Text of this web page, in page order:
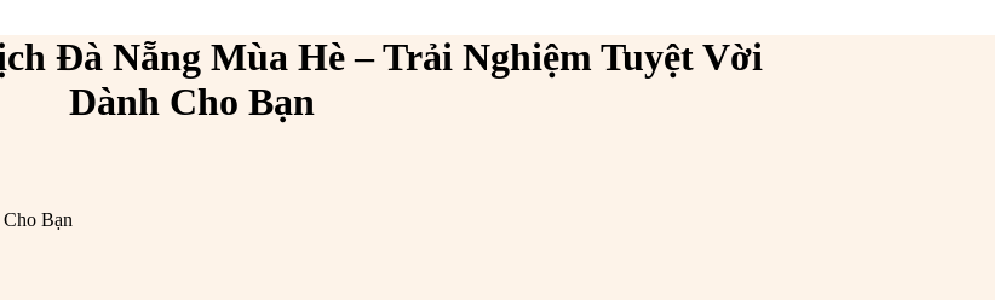
Đà Nẵng Mùa Hè – Trải Nghiệm Tuyệt Vời
Dành Cho Bạn
Bạn